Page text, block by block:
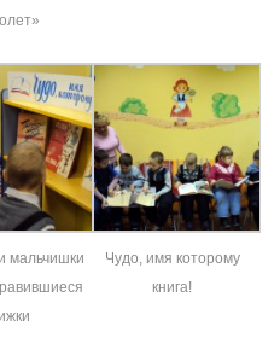
мальчишки
Чудо, имя которому
книга!